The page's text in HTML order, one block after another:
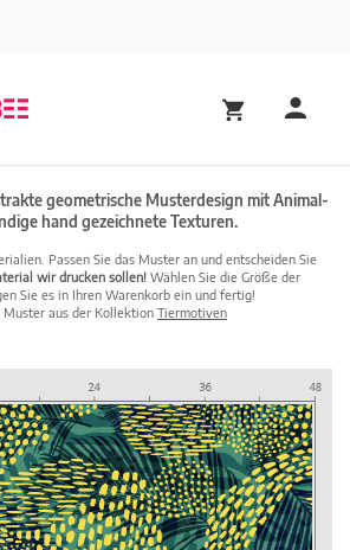
geometrische Musterdesign mit Animal-
hand gezeichnete Texturen.
Passen Sie das Muster an und entscheiden Sie
wir drucken sollen! Wählen Sie die Größe der
Sie es in Ihren Warenkorb ein und fertig!
Muster aus der Kollektion Tiermotiven